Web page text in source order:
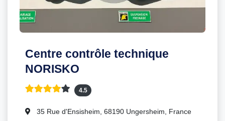
Centre contrôle technique
NORISKO
4.5
35 Rue d'Ensisheim, 68190 Ungersheim, France